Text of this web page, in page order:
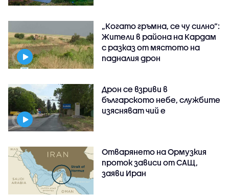
„Когато гръмна, се чу силно“:
Жители в района на Кардам
с разказ от мястото на
падналия дрон
Дрон се взриви в
българското небе, службите
изясняват чий е
Отварянето на Ормузкия
проток зависи от САЩ,
заяви Иран